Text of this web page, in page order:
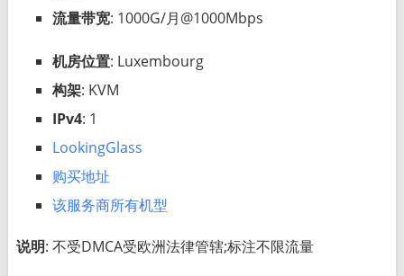
流量带宽: 1000G/月@1000Mbps
机房位置: Luxembourg
构架: KVM
IPv4: 1
LookingGlass
购买地址
该服务商所有机型
说明: 不受DMCA受欧洲法律管辖;标注不限流量